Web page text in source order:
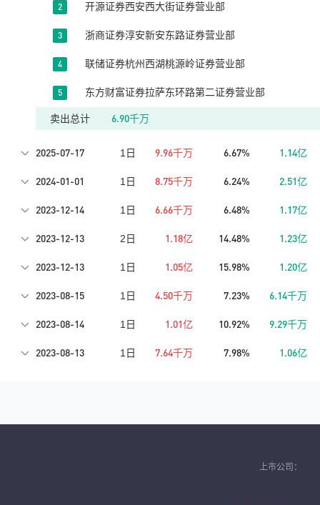
2 开源证券西安西大街证券营业部
3 浙商证券淳安新安东路证券营业部
4 联储证券杭州西湖桃源岭证券营业部
5 东方财富证券拉萨东环路第二证券营业部
卖出总计 6.90千万
2025-07-17 1日 9.96千万 6.67% 1.14亿
2024-01-01 1日 8.75千万 6.24% 2.51亿
2023-12-14 1日 6.66千万 6.48% 1.17亿
2023-12-13 2日 1.18亿 14.48% 1.23亿
2023-12-13 1日 1.05亿 15.98% 1.20亿
2023-08-15 1日 4.50千万 7.23% 6.14千万
2023-08-14 1日 1.01亿 10.92% 9.29千万
2023-08-13 1日 7.64千万 7.98% 1.06亿
上市公司：